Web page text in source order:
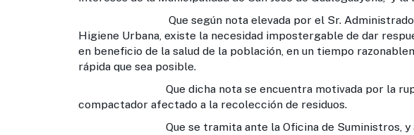
Que según nota elevada por el Sr. Administrador de
Higiene Urbana, existe la necesidad impostergable de dar
en beneficio de la salud de la población, en un tiempo
rápida que sea posible.
Que dicha nota se encuentra motivada por la
compactador afectado a la recolección de residuos.
Que se tramita ante la Oficina de Suministros, y